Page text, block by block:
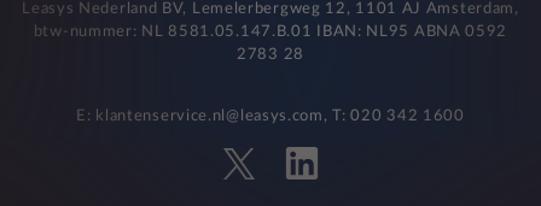
Leasys Nederland BV, Lemelerbergweg 12, 1101 AJ Amsterdam,
btw-nummer: NL 8581.05.147.B.01 IBAN: NL95 ABNA 0592
2783 28
E: klantenservice.nl@leasys.com, T: 020 342 1600